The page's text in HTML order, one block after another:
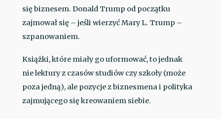
się biznesem. Donald Trump od początku
zajmował się – jeśli wierzyć Mary L. Trump –
szpanowaniem.
Książki, które miały go uformować, to jednak
nie lektury z czasów studiów czy szkoły (może
poza jedną), ale pozycje z biznesmena i polityka
zajmującego się kreowaniem siebie.